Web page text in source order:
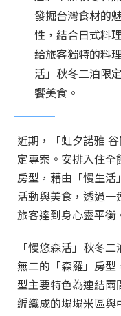
發掘台灣食材的
性，結合日式料
給旅客獨特的料
活」秋冬二泊限
饗美食。
近期，「虹夕諾雅
定專案。安排入住全
房型，藉由「慢生
活動與美食，透過
旅客達到身心靈平衡
「慢悠森活」秋冬
無二的「森羅」房
型主要特色為連結
編織成的塌塌米區